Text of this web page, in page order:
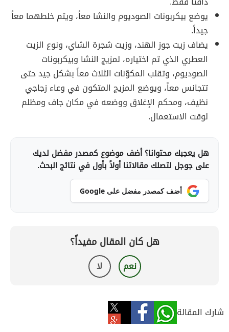
يوضع بيكربونات الصوديوم والنشا معاً، ويتم خلطهما معاً
جيداً.
يضاف زيت جوز الهند، وزيت شجرة الشاي، ونوع الزيت
العطري الذي تم اختياره، لمزيج النشا وبيكربونات
الصوديوم، وتقلب المكوّنات الثلاث معاً بشكل جيد حتى
تتجانس معاً، ويوضع المزيج المتكون في وعاء زجاجي
نظيف، ومحكم الإغلاق ووضعه في مكان جاف ومظلم
لوقت الاستعمال.
هل يعجبك محتوانا؟ أضف موضوع كمصدر مفضل لديك
على جوجل لتصلك مقالاتنا أولاً بأول في نتائج البحث.
أضف كمصدر مفضل على Google
هل كان المقال مفيداً؟
نعم لا
شارك المقالة